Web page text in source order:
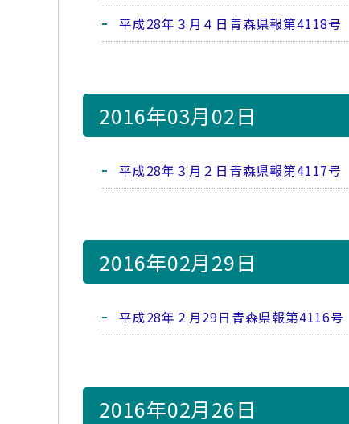
平成28年３月４日青森県報第4118号
2016年03月02日
平成28年３月２日青森県報第4117号
2016年02月29日
平成28年２月29日青森県報第4116号
2016年02月26日